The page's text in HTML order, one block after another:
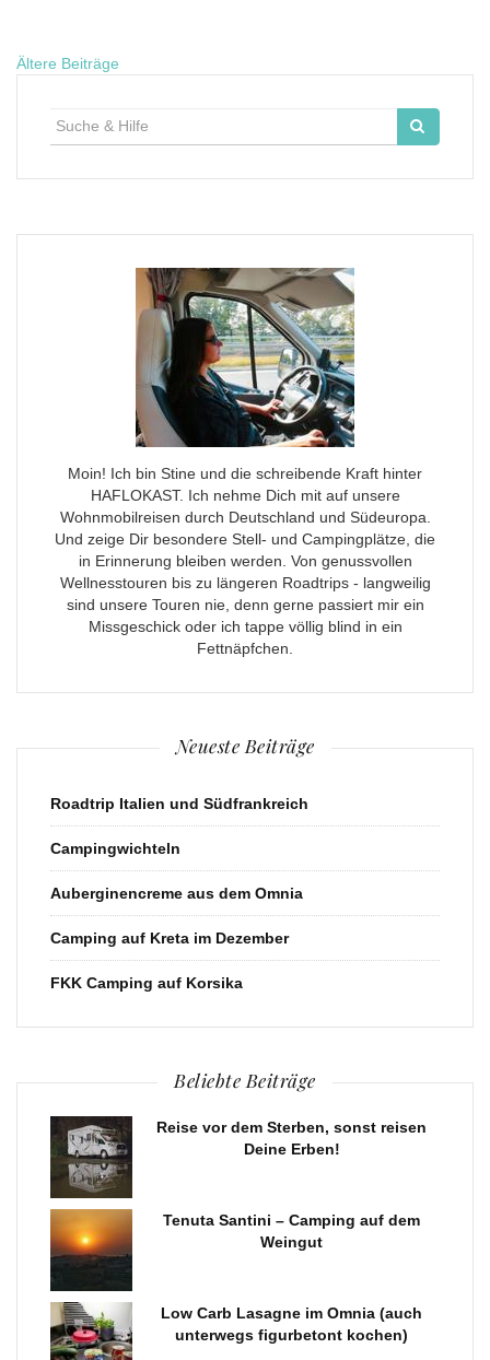
Beitragsnavigation
Ältere Beiträge
Moin! Ich bin Stine und die schreibende Kraft hinter
HAFLOKAST. Ich nehme Dich mit auf unsere
Wohnmobilreisen durch Deutschland und Südeuropa.
Und zeige Dir besondere Stell- und Campingplätze, die
in Erinnerung bleiben werden. Von genussvollen
Wellnesstouren bis zu längeren Roadtrips - langweilig
sind unsere Touren nie, denn gerne passiert mir ein
Missgeschick oder ich tappe völlig blind in ein
Fettnäpfchen.
Neueste Beiträge
Roadtrip Italien und Südfrankreich
Campingwichteln
Auberginencreme aus dem Omnia
Camping auf Kreta im Dezember
FKK Camping auf Korsika
Beliebte Beiträge
Reise vor dem Sterben, sonst reisen
Deine Erben!
Tenuta Santini – Camping auf dem
Weingut
Low Carb Lasagne im Omnia (auch
unterwegs figurbetont kochen)